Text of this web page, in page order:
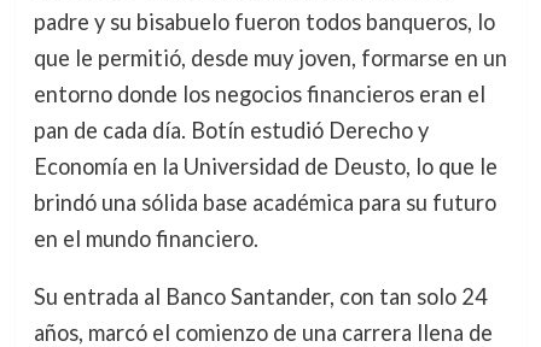
padre y su bisabuelo fueron todos banqueros, lo
que le permitió, desde muy joven, formarse en un
entorno donde los negocios financieros eran el
pan de cada día. Botín estudió Derecho y
Economía en la Universidad de Deusto, lo que le
brindó una sólida base académica para su futuro
en el mundo financiero.
Su entrada al Banco Santander, con tan solo 24
años, marcó el comienzo de una carrera llena de